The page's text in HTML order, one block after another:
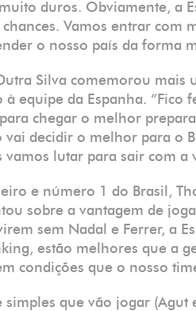
duros. Obviamente, a
chances. Vamos entrar
o nosso país da forma
Silva comemorou mais
equipe da Espanha. “Fico
chegar o melhor
vai decidir o melhor para o
vamos lutar para sair com a
e número 1 do Brasil,
sobre a vantagem de
sem Nadal e Ferrer, a
estão melhores que a
condições que o nosso
simples que vão jogar